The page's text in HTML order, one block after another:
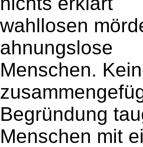
wahllosen
ahnungslose
Menschen.
Begründung
Menschen mit